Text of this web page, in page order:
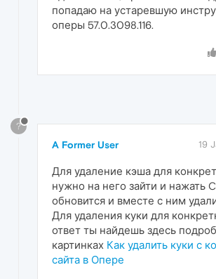
попадаю на устаревшую
оперы 57.0.3098.116.
?
A Former User 19
Для удаление кэша для
нужно на него зайти и нажать
обновится и вместе с ним
Для удаления куки для
ответ ты найдешь здесь
картинках Как удалить куки с
сайта в Опере